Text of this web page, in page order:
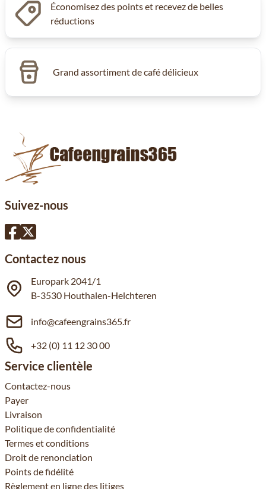
Économisez des points et recevez de belles
réductions
Grand assortiment de café délicieux
Suivez-nous
Contactez nous
Europark 2041/1
B-3530 Houthalen-Helchteren
info@cafeengrains365.fr
+32 (0) 11 12 30 00
Service clientèle
Contactez-nous
Payer
Livraison
Politique de confidentialité
Termes et conditions
Droit de renonciation
Points de fidélité
Règlement en ligne des litiges